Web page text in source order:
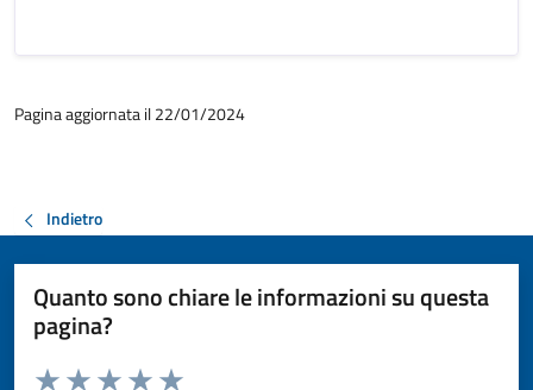
Pagina aggiornata il 22/01/2024
Indietro
Quanto sono chiare le informazioni su questa
pagina?
Valuta da 1 a 5 stelle la pagina